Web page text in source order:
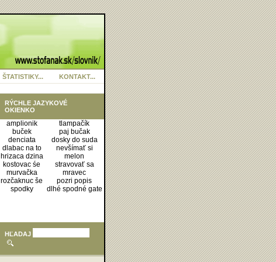
ŠTATISTIKY... KONTAKT...
RÝCHLE JAZYKOVÉ
OKIENKO
amplionik
tlampačík
buček
paj bučak
denciata
dosky do suda
dlabac na to
nevšímať si
hrizaca dzina
melon
kostovac śe
stravovať sa
murvačka
mravec
rozčaknuc še
pozri popis
spodky
dlhé spodné gate
HĽADAJ